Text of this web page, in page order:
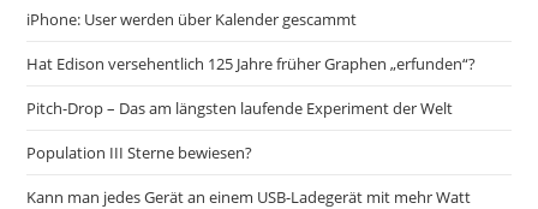
iPhone: User werden über Kalender gescammt
Hat Edison versehentlich 125 Jahre früher Graphen „erfunden“?
Pitch-Drop – Das am längsten laufende Experiment der Welt
Population III Sterne bewiesen?
Kann man jedes Gerät an einem USB-Ladegerät mit mehr Watt